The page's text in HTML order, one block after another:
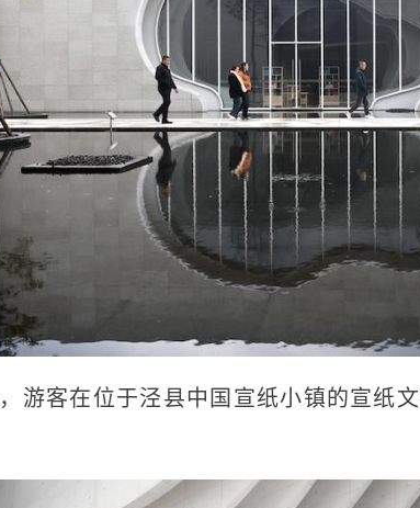
游客在位于泾县中国宣纸小镇的宣纸